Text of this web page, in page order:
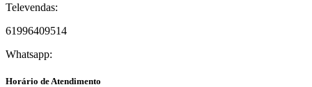
Televendas:
61996409514
Whatsapp:
Horário de Atendimento